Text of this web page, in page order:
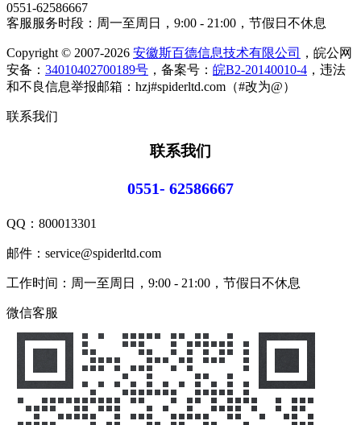
0551-62586667
客服服务时段：周一至周日，9:00 - 21:00，节假日不休息
Copyright © 2007-2026 安徽斯百德信息技术有限公司
，皖公网
安备： 34010402700189号 ，备案号： 皖B2-20140010-4 ，违法
和不良信息举报邮箱：hzj#spiderltd.com（#改为@）
联系我们
联系我们
0551- 62586667
QQ： 800013301
邮件：service@spiderltd.com
工作时间：周一至周日，9:00 - 21:00，节假日不休息
微信客服